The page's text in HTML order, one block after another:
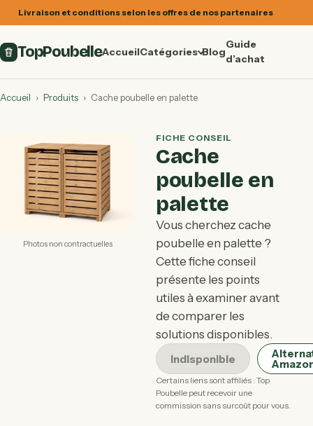
Livraison et conditions selon les offres de nos partenaires
TopPoubelleAccueilCatégories Blog
Guide
d’achat
Accueil › Produits › Cache poubelle en palette
Photos non contractuelles
FICHE CONSEIL
Cache
poubelle en
palette
Vous cherchez cache
poubelle en palette ?
Cette fiche conseil
présente les points
utiles à examiner avant
de comparer les
solutions disponibles.
Indisponible
Certains liens sont affiliés : Top
Poubelle peut recevoir une
commission sans surcoût pour vous.